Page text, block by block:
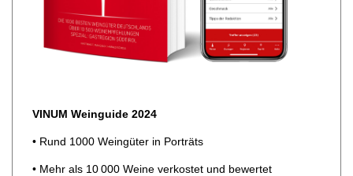
VINUM Weinguide 2024
• Rund 1000 Weingüter in Porträts
• Mehr als 10 000 Weine verkostet und bewertet